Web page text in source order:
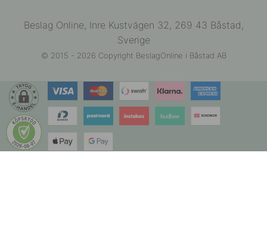
Beslag Online, Inre Kustvägen 32, 269 43 Båstad,
Sverige
© 2015 - 2026 Copyright BeslagOnline i Båstad AB